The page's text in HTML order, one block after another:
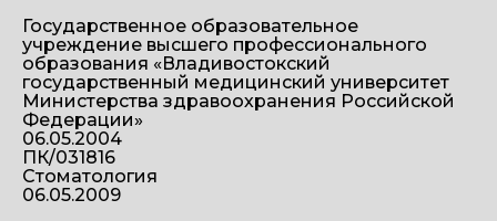
Государственное образовательное
учреждение высшего профессионального
образования «Владивостокский
государственный медицинский университет
Министерства здравоохранения Российской
Федерации»
06.05.2004
ПК/031816
Стоматология
06.05.2009